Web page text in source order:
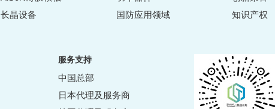
长晶设备
国防应用领域
知识产权
服务支持
中国总部
日本代理及服务商